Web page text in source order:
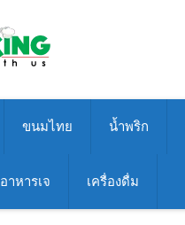
ขนมไทย น้ำพริก
อาหารเจ เครื่องดื่ม